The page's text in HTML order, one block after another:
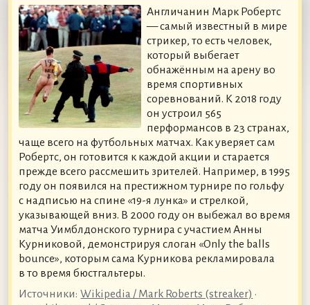
Англичанин Марк Робертс
— самый известный в мире
стрикер, то есть человек,
который выбегает
обнажённым на арену во
время спортивных
соревнований. К 2018 году
он устроил 565
перформансов в 23 странах,
чаще всего на футбольных матчах. Как уверяет сам
Робертс, он готовится к каждой акции и старается
прежде всего рассмешить зрителей. Например, в 1995
году он появился на престижном турнире по гольфу
с надписью на спине «19-я лунка» и стрелкой,
указывающей вниз. В 2000 году он выбежал во время
матча Уимблдонского турнира с участием Анны
Курниковой, демонстрируя слоган «Only the balls
bounce», которым сама Курникова рекламировала
в то время бюстгальтеры.
Источники: Wikipedia / Mark Roberts (streaker) •